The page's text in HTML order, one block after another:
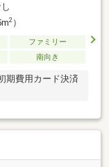
2）
ファミリー
南向き
期費用カード決済